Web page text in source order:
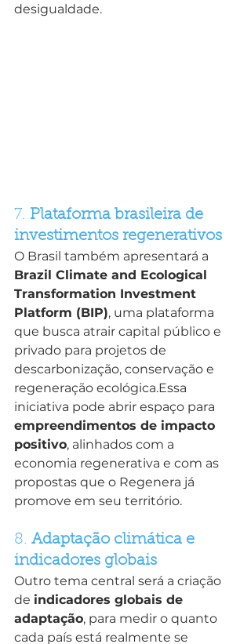
desigualdade.
7. Plataforma brasileira de
investimentos regenerativos
O Brasil também apresentará a
Brazil Climate and Ecological
Transformation Investment
Platform (BIP), uma plataforma
que busca atrair capital público e
privado para projetos de
descarbonização, conservação e
regeneração ecológica.Essa
iniciativa pode abrir espaço para
empreendimentos de impacto
positivo, alinhados com a
economia regenerativa e com as
propostas que o Regenera já
promove em seu território.
8. Adaptação climática e
indicadores globais
Outro tema central será a criação
de indicadores globais de
adaptação, para medir o quanto
cada país está realmente se